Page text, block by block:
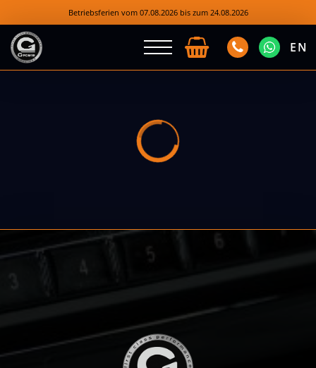
Betriebsferien vom 07.08.2026 bis zum 24.08.2026
EN